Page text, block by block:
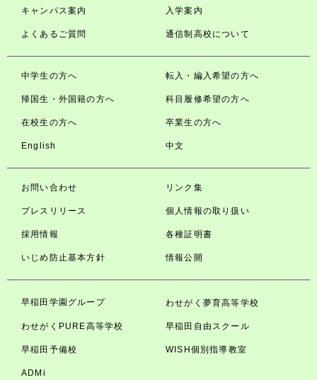
キャンパス案内 入学案内
よくあるご質問 通信制高校について
中学生の方へ 転入・編入希望の方へ
帰国生・外国籍の方へ 科目履修希望の方へ
在校生の方へ 卒業生の方へ
English 中文
お問い合わせ リンク集
プレスリリース 個人情報の取り扱い
採用情報 各種証明書
いじめ防止基本方針 情報公開
早稲田学園グループ わせがく夢育高等学校
わせがくPURE高等学校 早稲田自由スクール
早稲田予備校 WISH個別指導教室
ADMi